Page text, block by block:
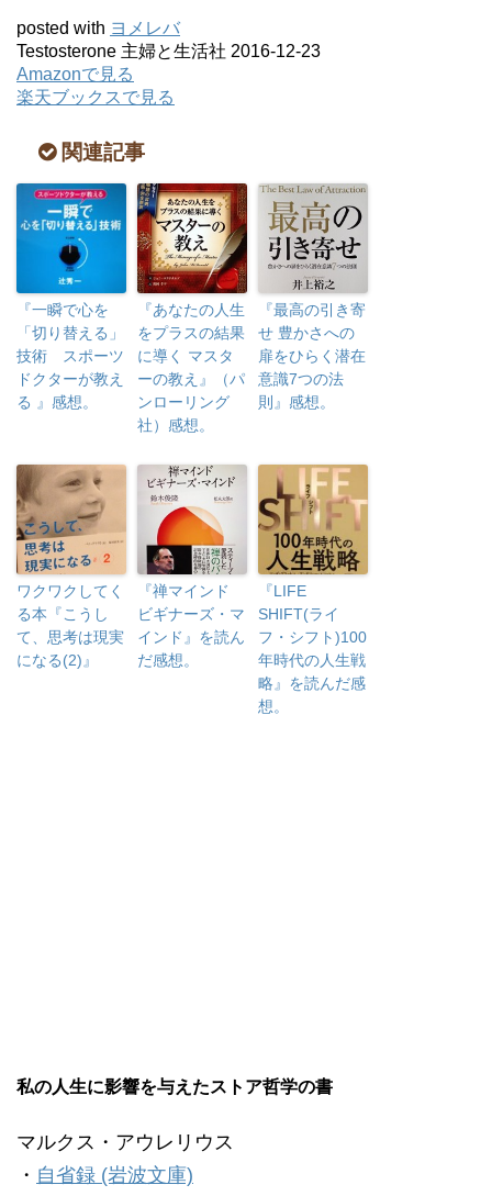
posted with ヨメレバ
Testosterone 主婦と生活社 2016-12-23
Amazonで見る
楽天ブックスで見る
関連記事
『一瞬で心を
「切り替える」
技術 スポーツ
ドクターが教え
る 』感想。
『あなたの人生
をプラスの結果
に導く マスタ
ーの教え』（パ
ンローリング
社）感想。
『最高の引き寄
せ 豊かさへの
扉をひらく潜在
意識7つの法
則』感想。
ワクワクしてく
る本『こうし
て、思考は現実
になる(2)』
『禅マインド
ビギナーズ・マ
インド』を読ん
だ感想。
『LIFE
SHIFT(ライ
フ・シフト)100
年時代の人生戦
略』を読んだ感
想。
私の人生に影響を与えたストア哲学の書
マルクス・アウレリウス
・ 自省録 (岩波文庫)